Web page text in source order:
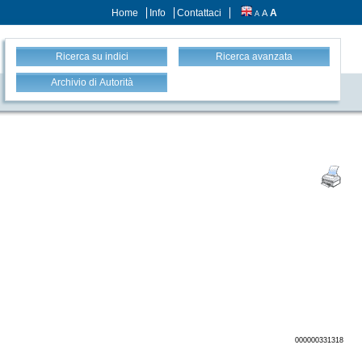
Home Info Contattaci A A A
Ricerca su indici Ricerca avanzata
Archivio di Autorità